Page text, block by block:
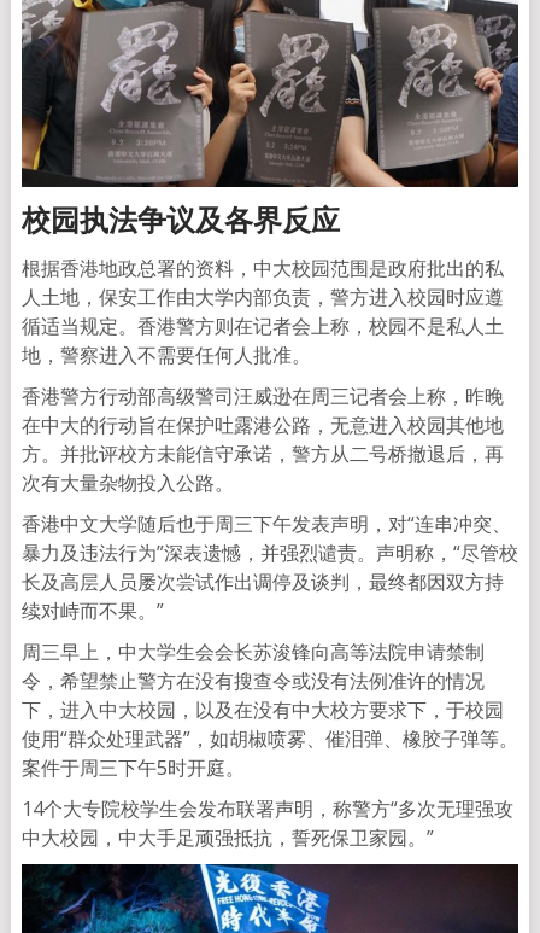
校园执法争议及各界反应
根据香港地政总署的资料，中大校园范围是政府批出的私
人土地，保安工作由大学内部负责，警方进入校园时应遵
循适当规定。香港警方则在记者会上称，校园不是私人土
地，警察进入不需要任何人批准。
香港警方行动部高级警司汪威逊在周三记者会上称，昨晚
在中大的行动旨在保护吐露港公路，无意进入校园其他地
方。并批评校方未能信守承诺，警方从二号桥撤退后，再
次有大量杂物投入公路。
香港中文大学随后也于周三下午发表声明，对“连串冲突、
暴力及违法行为”深表遗憾，并强烈谴责。声明称，“尽管校
长及高层人员屡次尝试作出调停及谈判，最终都因双方持
续对峙而不果。”
周三早上，中大学生会会长苏浚锋向高等法院申请禁制
令，希望禁止警方在没有搜查令或没有法例准许的情况
下，进入中大校园，以及在没有中大校方要求下，于校园
使用“群众处理武器”，如胡椒喷雾、催泪弹、橡胶子弹等。
案件于周三下午5时开庭。
14个大专院校学生会发布联署声明，称警方“多次无理强攻
中大校园，中大手足顽强抵抗，誓死保卫家园。”